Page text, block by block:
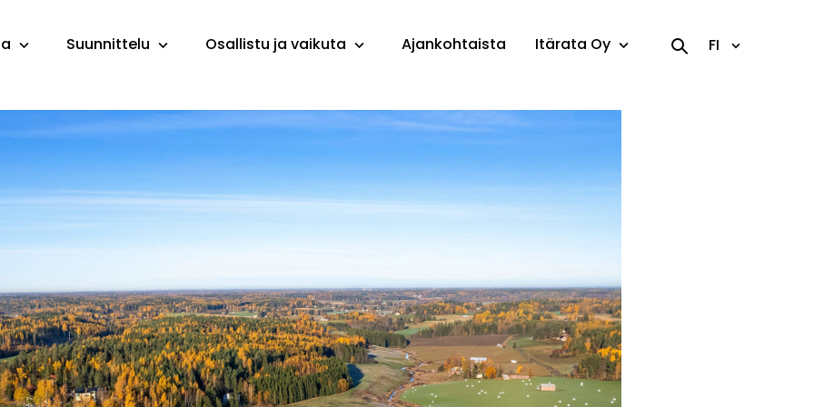
Suunnittelu Osallistu ja vaikuta Ajankohtaista Itärata Oy FI